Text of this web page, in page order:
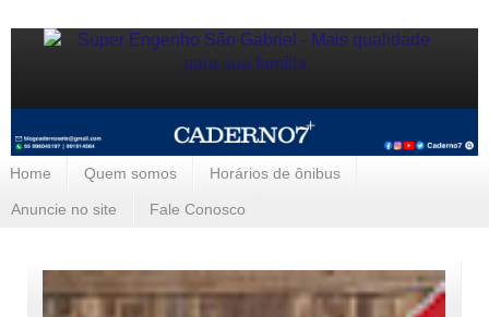
Home Quem somos Horários de ônibus
Anuncie no site Fale Conosco